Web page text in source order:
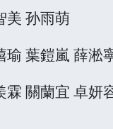
美 孙雨萌
瑜 葉鎧嵐 薛淞
霖 關蘭宜 卓妍